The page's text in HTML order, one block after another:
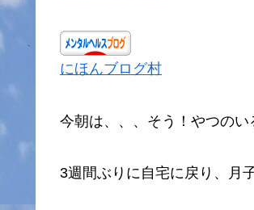
にほんブログ村
今朝は、、、そう！やつのい
3週間ぶりに自宅に戻り、月